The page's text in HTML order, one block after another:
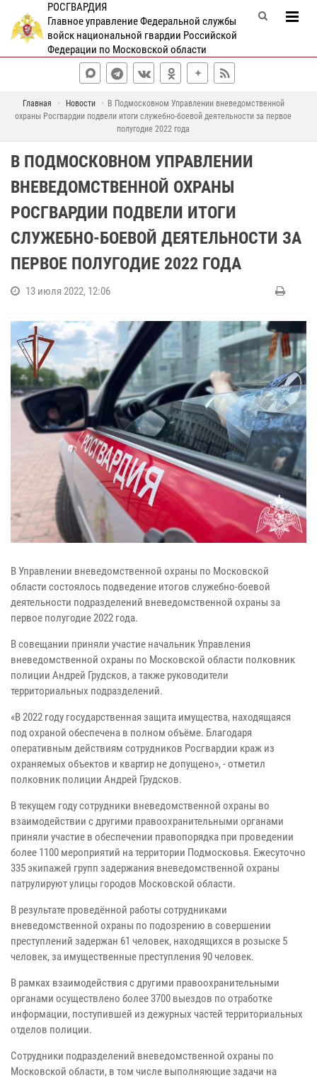
РОСГВАРДИЯ
Главное управление Федеральной службы
войск национальной гвардии Российской
Федерации по Московской области
Главная Новости
В Подмосковном Управлении вневедомственной
охраны Росгвардии подвели итоги служебно-боевой деятельности за первое
полугодие 2022 года
В ПОДМОСКОВНОМ УПРАВЛЕНИИ
ВНЕВЕДОМСТВЕННОЙ ОХРАНЫ
РОСГВАРДИИ ПОДВЕЛИ ИТОГИ
СЛУЖЕБНО-БОЕВОЙ ДЕЯТЕЛЬНОСТИ ЗА
ПЕРВОЕ ПОЛУГОДИЕ 2022 ГОДА
13 июля 2022, 12:06
В Управлении вневедомственной охраны по Московской
области состоялось подведение итогов служебно-боевой
деятельности подразделений вневедомственной охраны за
первое полугодие 2022 года.
В совещании приняли участие начальник Управления
вневедомственной охраны по Московской области полковник
полиции Андрей Грудсков, а также руководители
территориальных подразделений.
«В 2022 году государственная защита имущества, находящаяся
под охраной обеспечена в полном объёме. Благодаря
оперативным действиям сотрудников Росгвардии краж из
охраняемых объектов и квартир не допущено», - отметил
полковник полиции Андрей Грудсков.
В текущем году сотрудники вневедомственной охраны во
взаимодействии с другими правоохранительными органами
приняли участие в обеспечении правопорядка при проведении
более 1100 мероприятий на территории Подмосковья. Ежесуточно
335 экипажей групп задержания вневедомственной охраны
патрулируют улицы городов Московской области.
В результате проведённой работы сотрудниками
вневедомственной охраны по подозрению в совершении
преступлений задержан 61 человек, находящихся в розыске 5
человек, за имущественные преступления 90 человек.
В рамках взаимодействия с другими правоохранительными
органами осуществлено более 3700 выездов по отработке
информации, поступившей из дежурных частей территориальных
отделов полиции.
Сотрудники подразделений вневедомственной охраны по
Московской области, в том числе выполняющие задачи на